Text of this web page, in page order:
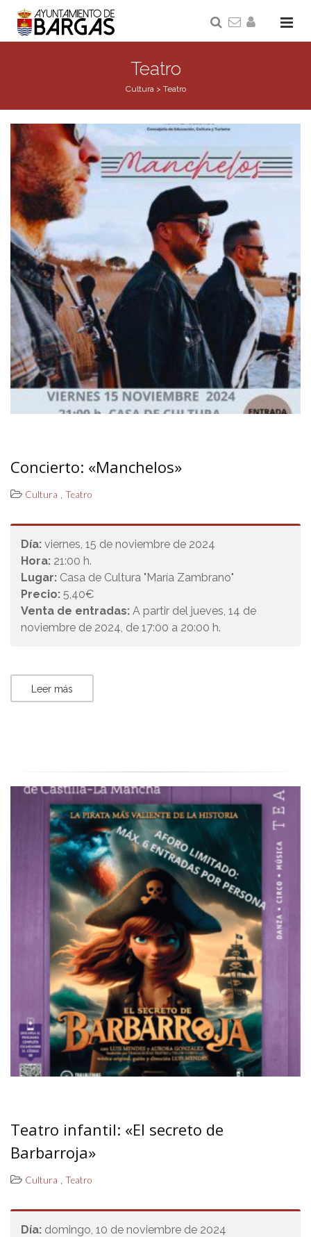
Teatro
Cultura> Teatro
Concierto: «Manchelos»
Cultura , Teatro
Día: viernes, 15 de noviembre de 2024
Hora: 21:00 h.
Lugar: Casa de Cultura "María Zambrano"
Precio: 5,40€
Venta de entradas: A partir del jueves, 14 de
noviembre de 2024, de 17:00 a 20:00 h.
Leer más
Teatro infantil: «El secreto de
Barbarroja»
Cultura , Teatro
Día: domingo, 10 de noviembre de 2024